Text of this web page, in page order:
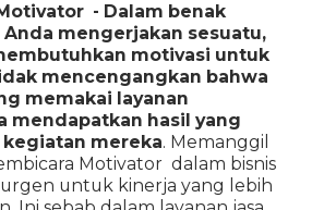
- Dalam benak
mengerjakan sesuatu,
motivasi untuk
mencengangkan bahwa
memakai layanan
mendapatkan hasil yang
mereka. Memanggil
Motivator dalam bisnis
untuk kinerja yang lebih